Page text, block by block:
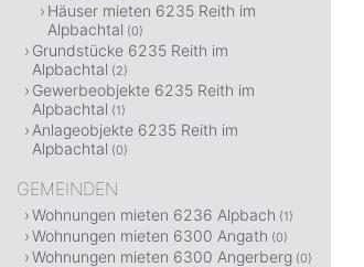
Häuser mieten 6235 Reith im
Alpbachtal (0)
Grundstücke 6235 Reith im
Alpbachtal (2)
Gewerbeobjekte 6235 Reith im
Alpbachtal (1)
Anlageobjekte 6235 Reith im
Alpbachtal (0)
GEMEINDEN
Wohnungen mieten 6236 Alpbach (1)
Wohnungen mieten 6300 Angath (0)
Wohnungen mieten 6300 Angerberg (0)